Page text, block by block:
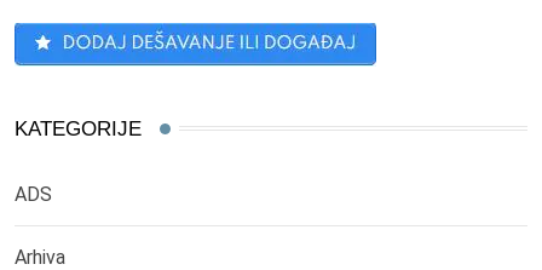
KATEGORIJE
ADS
Arhiva